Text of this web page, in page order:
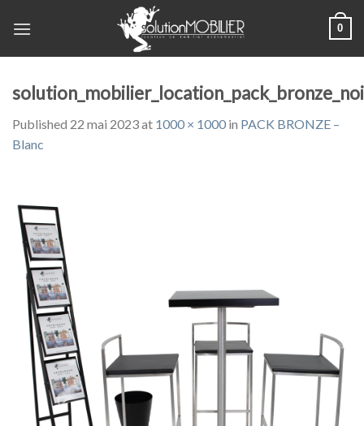
0
Published 22 mai 2023at 1000 × 1000 in PACK BRONZE –
Blanc